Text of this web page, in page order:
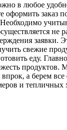
в любое
оформить заказ
не
заявки.
свежие
еду.
продуктов.
а берем
и тепличных